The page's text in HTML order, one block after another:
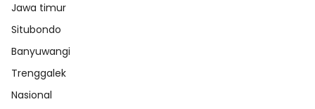
Jawa timur
Situbondo
Banyuwangi
Trenggalek
Nasional